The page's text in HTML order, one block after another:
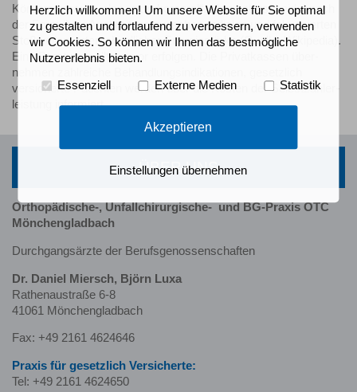
Körpers erzeugt, also „extra­korporal“. Man unter­scheidet nach
der Form ihrer Aus­breitung zwischen radialen und fokus­sierten
Stoß­wellen unterschied­licher Energie­stärke (Quelle: Wikipedia).
Eine Beratung sollte zuvor erfolgen. Die Privat­kassen über­
nehmen zahl­reiche Behandlungs­indikationen, gesetzlich
versicherte Patienten werden über die Kosten der Selbst­zahler­
leistung informiert.
ÜBER UNS
Orthopädische-, Unfallchirurgische- und BG-Praxis OTC
Mönchengladbach
Durchgangsärzte der Berufsgenossenschaften
Dr. Daniel Miersch, Björn Luxa
Rathenaustraße 6-8
41061 Mönchengladbach
Fax: +49 2161 4624646
Praxis für gesetzlich Versicherte:
Tel: +49 2161 4624650
Herzlich willkommen! Um unsere Website für Sie optimal
zu gestalten und fortlaufend zu verbessern, verwenden
wir Cookies. So können wir Ihnen das bestmögliche
Nutzererlebnis bieten.
Essenziell Externe Medien Statistik
Akzeptieren
Einstellungen übernehmen